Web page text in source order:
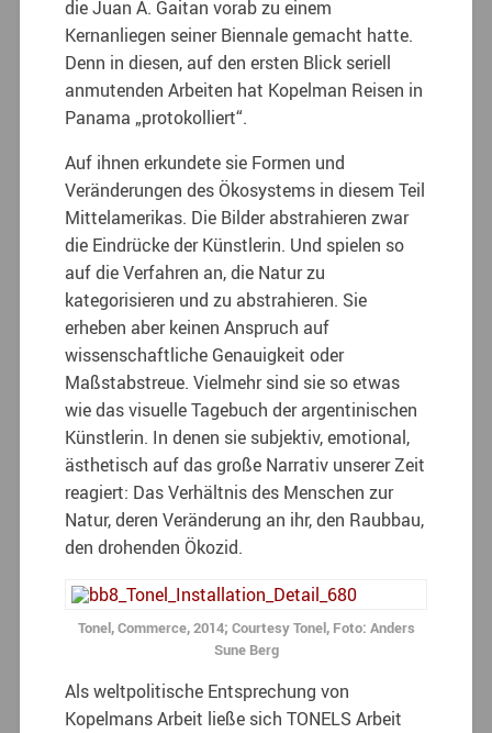
die Juan A. Gaitan vorab zu einem
Kernanliegen seiner Biennale gemacht hatte.
Denn in diesen, auf den ersten Blick seriell
anmutenden Arbeiten hat Kopelman Reisen in
Panama „protokolliert“.
Auf ihnen erkundete sie Formen und
Veränderungen des Ökosystems in diesem Teil
Mittelamerikas. Die Bilder abstrahieren zwar
die Eindrücke der Künstlerin. Und spielen so
auf die Verfahren an, die Natur zu
kategorisieren und zu abstrahieren. Sie
erheben aber keinen Anspruch auf
wissenschaftliche Genauigkeit oder
Maßstabstreue. Vielmehr sind sie so etwas
wie das visuelle Tagebuch der argentinischen
Künstlerin. In denen sie subjektiv, emotional,
ästhetisch auf das große Narrativ unserer Zeit
reagiert: Das Verhältnis des Menschen zur
Natur, deren Veränderung an ihr, den Raubbau,
den drohenden Ökozid.
Tonel, Commerce, 2014; Courtesy Tonel, Foto: Anders
Sune Berg
Als weltpolitische Entsprechung von
Kopelmans Arbeit ließe sich TONELS Arbeit